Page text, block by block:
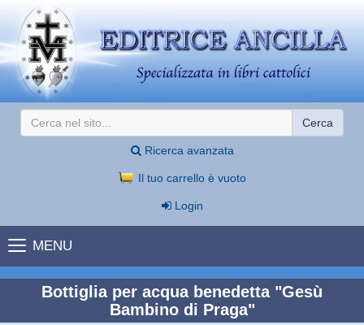
Cerca
Ricerca avanzata
Il tuo carrello è vuoto
Login
MENU
Bottiglia per acqua benedetta "Gesù
Bambino di Praga"